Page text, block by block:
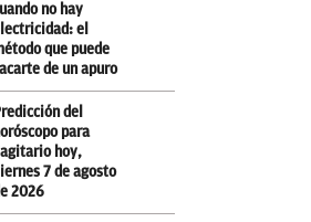
no hay
el
que puede
de un apuro
del
para
hoy,
7 de agosto
2026